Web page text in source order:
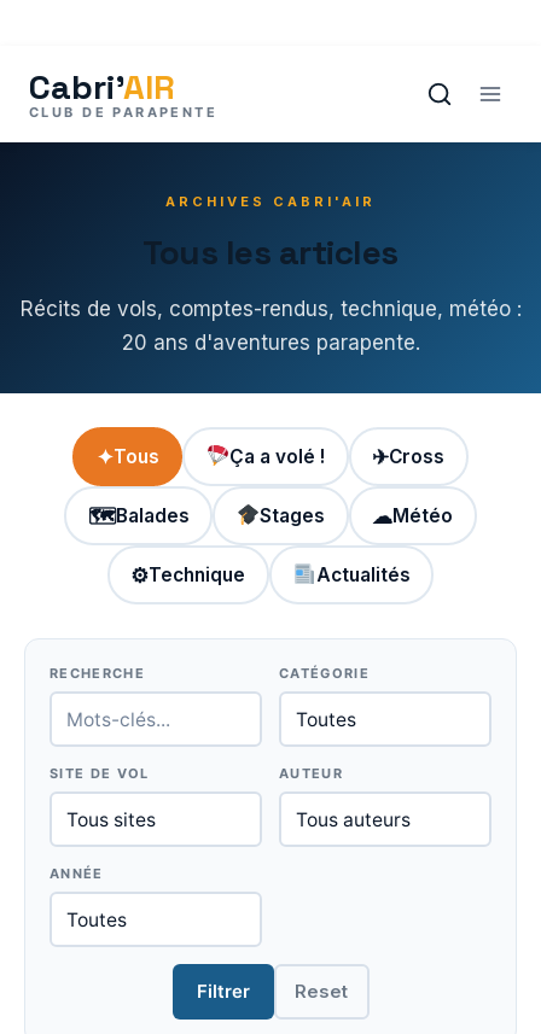
contenu
ARCHIVES CABRI'AIR
Tous les articles
Récits de vols, comptes-rendus, technique, météo :
20 ans d'aventures parapente.
✦Tous Ça a volé ! ✈Cross
🗺Balades Stages ☁Météo
⚙Technique Actualités
RECHERCHE CATÉGORIE
SITE DE VOL AUTEUR
ANNÉE
Filtrer Reset